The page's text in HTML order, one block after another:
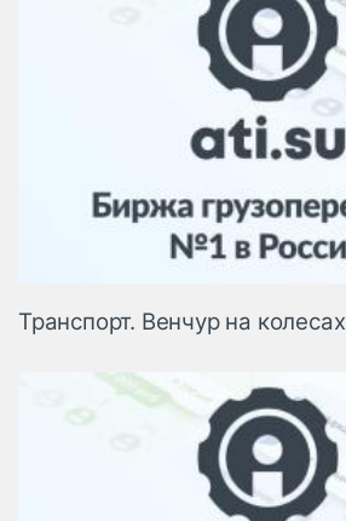
Транспорт. Венчур на колесах